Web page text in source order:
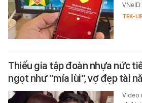
TEK-
Thiếu gia tập đoàn nhựa nức
ngọt như "mía lùi", vợ đẹp tài
Video